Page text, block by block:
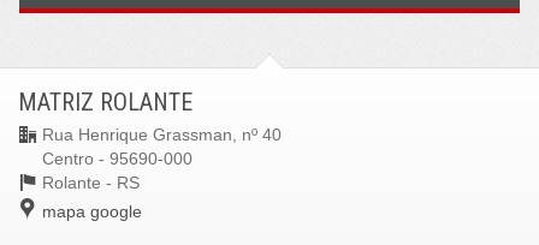
MATRIZ ROLANTE
Rua Henrique Grassman, nº 40
Centro - 95690-000
Rolante - RS
mapa google